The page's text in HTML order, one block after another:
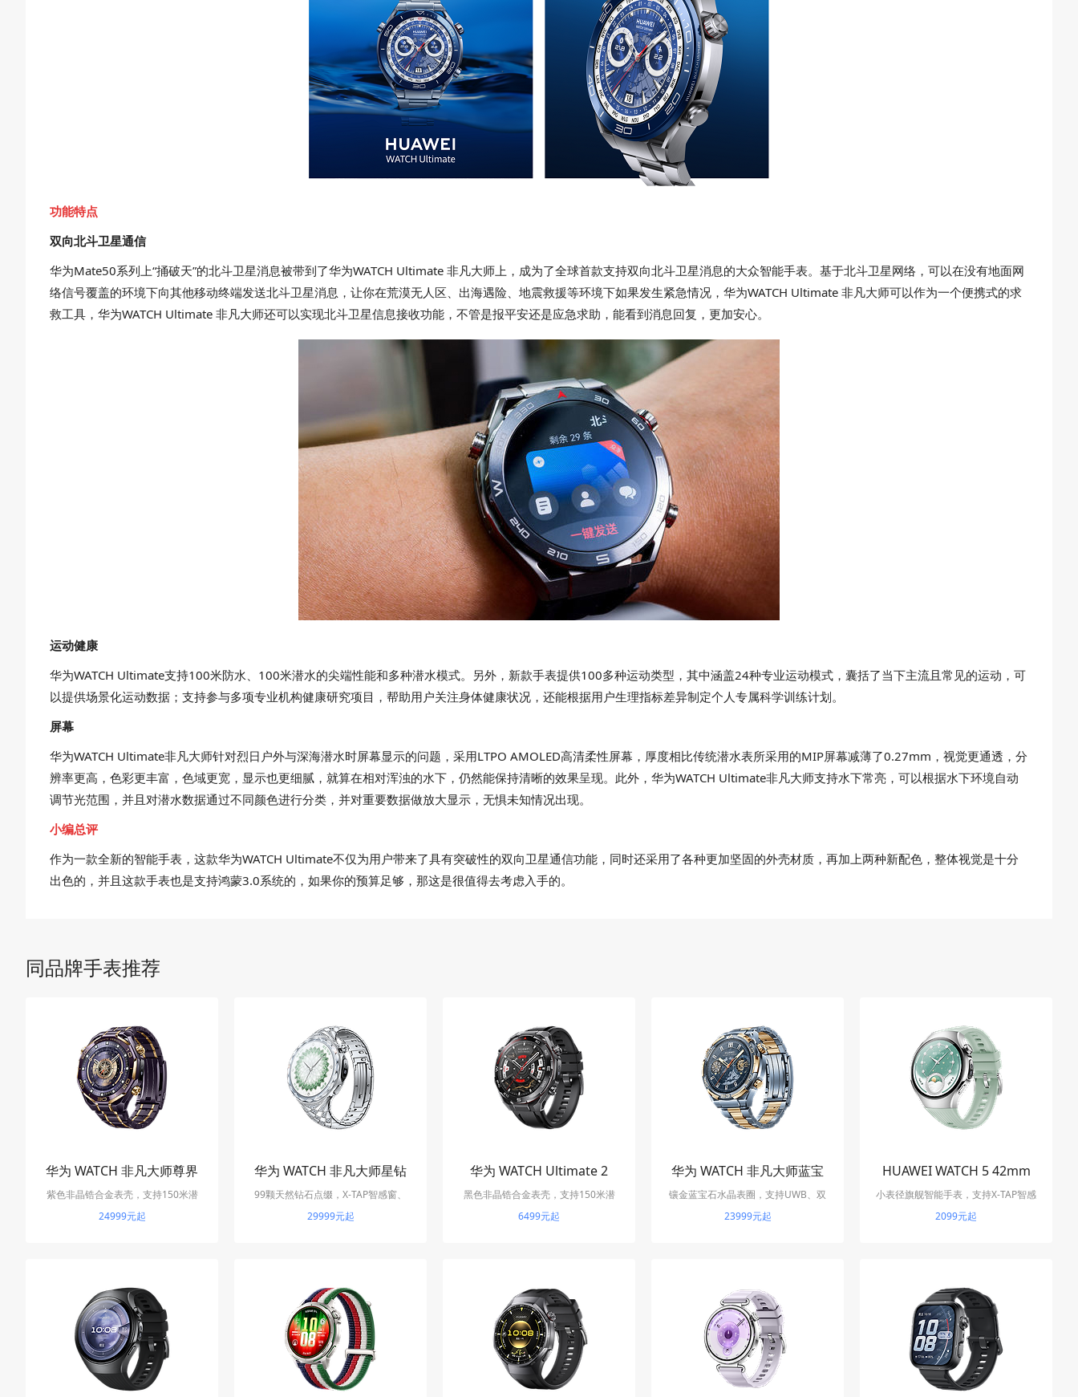
功能特点
双向北斗卫星通信
华为Mate50系列上“捅破天”的北斗卫星消息被带到了华为WATCH Ultimate 非凡大师上，成为了全球首款支持双向北斗卫星消息的大众智能手表。基于北斗卫星网络，可以在没有地面网
络信号覆盖的环境下向其他移动终端发送北斗卫星消息，让你在荒漠无人区、出海遇险、地震救援等环境下如果发生紧急情况，华为WATCH Ultimate 非凡大师可以作为一个便携式的求
救工具，华为WATCH Ultimate 非凡大师还可以实现北斗卫星信息接收功能，不管是报平安还是应急求助，能看到消息回复，更加安心。
运动健康
华为WATCH Ultimate支持100米防水、100米潜水的尖端性能和多种潜水模式。另外，新款手表提供100多种运动类型，其中涵盖24种专业运动模式，囊括了当下主流且常见的运动，可
以提供场景化运动数据；支持参与多项专业机构健康研究项目，帮助用户关注身体健康状况，还能根据用户生理指标差异制定个人专属科学训练计划。
屏幕
华为WATCH Ultimate非凡大师针对烈日户外与深海潜水时屏幕显示的问题，采用LTPO AMOLED高清柔性屏幕，厚度相比传统潜水表所采用的MIP屏幕减薄了0.27mm，视觉更通透，分
辨率更高，色彩更丰富，色域更宽，显示也更细腻，就算在相对浑浊的水下，仍然能保持清晰的效果呈现。此外，华为WATCH Ultimate非凡大师支持水下常亮，可以根据水下环境自动
调节光范围，并且对潜水数据通过不同颜色进行分类，并对重要数据做放大显示，无惧未知情况出现。
小编总评
作为一款全新的智能手表，这款华为WATCH Ultimate不仅为用户带来了具有突破性的双向卫星通信功能，同时还采用了各种更加坚固的外壳材质，再加上两种新配色，整体视觉是十分
出色的，并且这款手表也是支持鸿蒙3.0系统的，如果你的预算足够，那这是很值得去考虑入手的。
同品牌手表推荐
华为 WATCH 非凡大师尊界
定制款
紫色非晶锆合金表壳，支持150米潜
水、双向北斗卫星消息和eSIM独立通
24999元起
华为 WATCH 非凡大师星钻
绽放款
99颗天然钻石点缀，X-TAP智感窗、
eSIM独立通话与女性健康管理
29999元起
华为 WATCH Ultimate 2
黑色非晶锆合金表壳，支持150米潜
水、双向北斗卫星消息和eSIM独立通
6499元起
华为 WATCH 非凡大师蓝宝
石黄金款
镶金蓝宝石水晶表圈，支持UWB、双
向北斗卫星消息和100米潜水
23999元起
HUAWEI WATCH 5 42mm
小表径旗舰智能手表，支持X-TAP智感
窗、eSIM独立通话和一键微体检
2099元起